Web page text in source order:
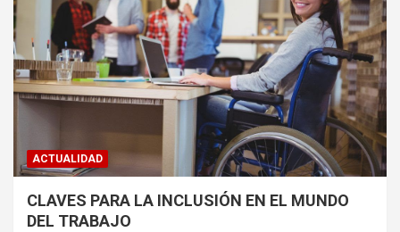
ACTUALIDAD
CLAVES PARA LA INCLUSIÓN EN EL MUNDO
DEL TRABAJO